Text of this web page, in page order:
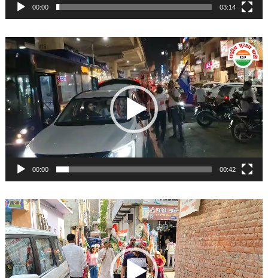
00:00 03:14
Video
Player
00:00 00:42
Video
Player